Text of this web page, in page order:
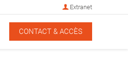
Extranet
CONTACT & ACCÈS